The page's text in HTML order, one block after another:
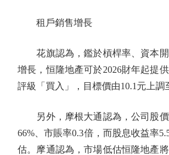
租戶銷售增長
花旗認為，鑑於槓桿率、資本開
增長，恒隆地產可於2026財年起提
評級「買入」，目標價由10.1元上調
另外，摩根大通認為，公司股價
66%、市賬率0.3倍，而股息收益率
估。摩通認為，市場低估恒隆地產